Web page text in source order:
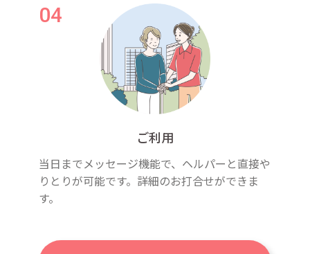
ご利用
当日までメッセージ機能で、ヘルパーと直接や
りとりが可能です。詳細のお打合せができま
す。